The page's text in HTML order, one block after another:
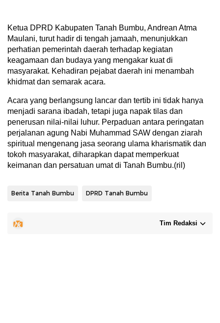
Ketua DPRD Kabupaten Tanah Bumbu, Andrean Atma
Maulani, turut hadir di tengah jamaah, menunjukkan
perhatian pemerintah daerah terhadap kegiatan
keagamaan dan budaya yang mengakar kuat di
masyarakat. Kehadiran pejabat daerah ini menambah
khidmat dan semarak acara.
Acara yang berlangsung lancar dan tertib ini tidak hanya
menjadi sarana ibadah, tetapi juga napak tilas dan
penerusan nilai-nilai luhur. Perpaduan antara peringatan
perjalanan agung Nabi Muhammad SAW dengan ziarah
spiritual mengenang jasa seorang ulama kharismatik dan
tokoh masyarakat, diharapkan dapat memperkuat
keimanan dan persatuan umat di Tanah Bumbu.(ril)
Berita Tanah Bumbu DPRD Tanah Bumbu
Tim Redaksi